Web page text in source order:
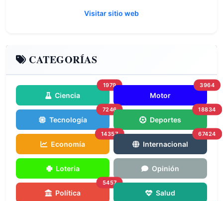
Visitar sitio web
CATEGORÍAS
Ciencia
1979
Motor
3964
Tecnología
7246
Deportes
18834
Economía
14357
Internacional
67424
Loteria Opinión
Política
5457
Salud